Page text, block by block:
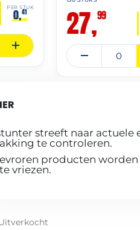
PER STUK
0,41 27,99
streeft naar
te controleren.
producten
vriezen.